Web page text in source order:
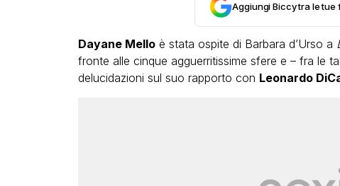
Aggiungi Biccy tra le
Dayane Melloè stata ospite di Barbara d’Urso a
fronte alle cinque agguerritissime sfere e – fra le
delucidazioni sul suo rapporto con Leonardo